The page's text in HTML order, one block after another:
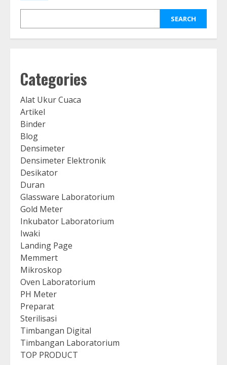
SEARCH
Categories
Alat Ukur Cuaca
Artikel
Binder
Blog
Densimeter
Densimeter Elektronik
Desikator
Duran
Glassware Laboratorium
Gold Meter
Inkubator Laboratorium
Iwaki
Landing Page
Memmert
Mikroskop
Oven Laboratorium
PH Meter
Preparat
Sterilisasi
Timbangan Digital
Timbangan Laboratorium
TOP PRODUCT